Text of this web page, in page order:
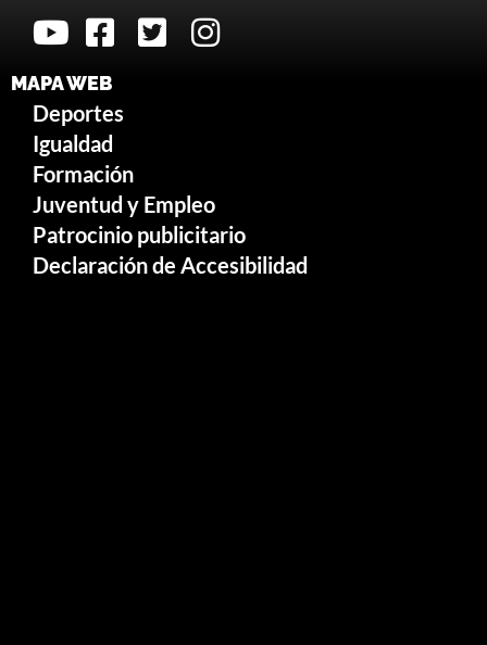
MAPA WEB
Deportes
Igualdad
Formación
Juventud y Empleo
Patrocinio publicitario
Declaración de Accesibilidad